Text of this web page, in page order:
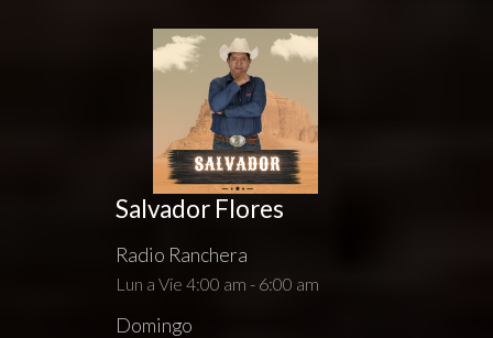
Salvador Flores
Radio Ranchera
Lun a Vie 4:00 am - 6:00 am
Domingo